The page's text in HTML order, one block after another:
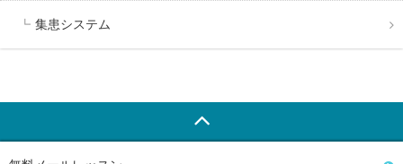
集患システム